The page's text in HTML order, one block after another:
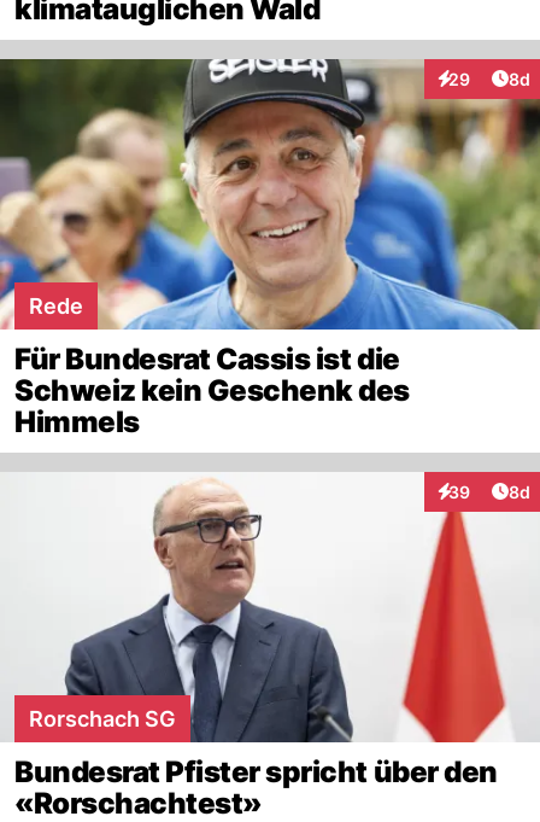
klimatauglichen Wald
29
Interaktionen
8d
Rede
Für Bundesrat Cassis ist die
Schweiz kein Geschenk des
Himmels
39
Interaktionen
8d
Rorschach SG
Bundesrat Pfister spricht über den
«Rorschachtest»